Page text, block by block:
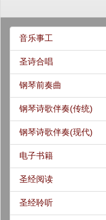
音乐事工
圣诗合唱
钢琴前奏曲
钢琴诗歌伴奏(传统)
钢琴诗歌伴奏(现代)
电子书籍
圣经阅读
圣经聆听